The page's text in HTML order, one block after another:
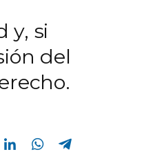
y, si
del
Compartir en Linkedin Compartir en Whatsapp